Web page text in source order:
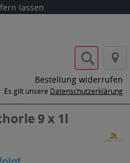
lassen
Bestellung widerrufen
Es gilt unsere Datenschutzerklärung
9 x 1l